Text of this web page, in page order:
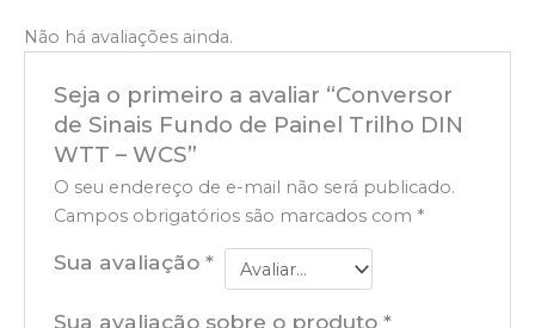
Não há avaliações ainda.
Seja o primeiro a avaliar “Conversor
de Sinais Fundo de Painel Trilho DIN
WTT – WCS”
O seu endereço de e-mail não será publicado.
Campos obrigatórios são marcados com *
Sua avaliação*
Sua avaliação sobre o produto*